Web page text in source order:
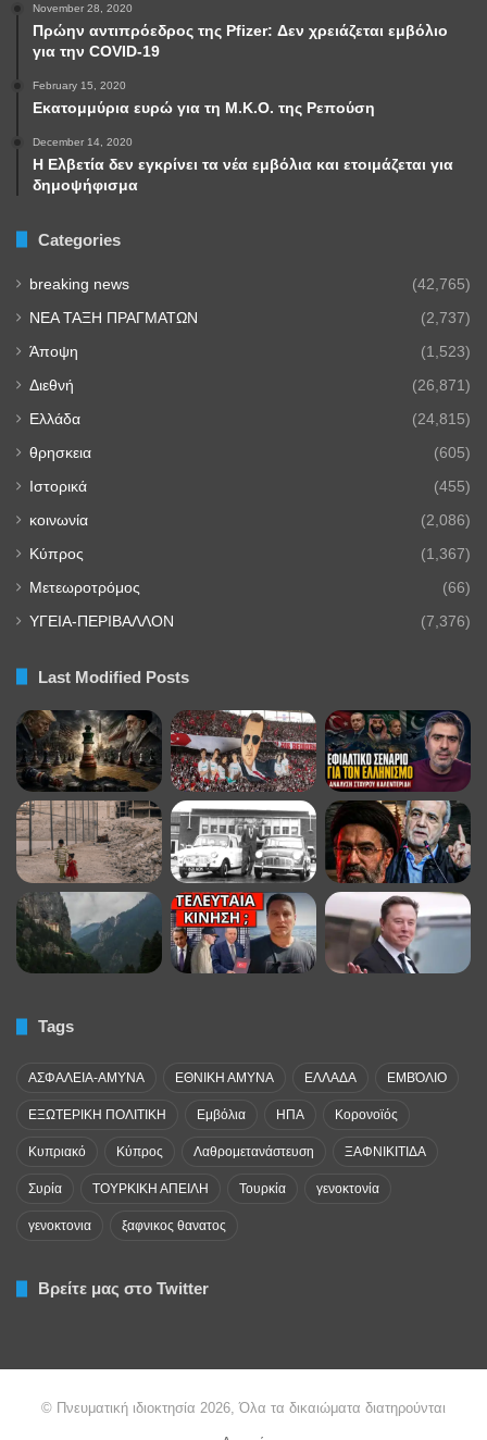
November 28, 2020
Πρώην αντιπρόεδρος της Pfizer: Δεν χρειάζεται εμβόλιο
για την COVID-19
February 15, 2020
Εκατομμύρια ευρώ για τη Μ.Κ.Ο. της Ρεπούση
December 14, 2020
Η Ελβετία δεν εγκρίνει τα νέα εμβόλια και ετοιμάζεται για
δημοψήφισμα
Categories
breaking news (42,765)
NEA TAΞΗ ΠΡΑΓΜΑΤΩΝ (2,737)
Άποψη (1,523)
Διεθνή (26,871)
Ελλάδα (24,815)
θρησκεια (605)
Ιστορικά (455)
κοινωνία (2,086)
Κύπρος (1,367)
Μετεωροτρόμος (66)
ΥΓΕΙΑ-ΠΕΡΙΒΑΛΛΟΝ (7,376)
Last Modified Posts
Tags
ΑΣΦΑΛΕΙΑ-ΑΜΥΝΑ ΕΘΝΙΚΗ ΑΜΥΝΑ ΕΛΛΑΔΑ ΕΜΒΌΛΙΟ
ΕΞΩΤΕΡΙΚΗ ΠΟΛΙΤΙΚΗ Εμβόλια ΗΠΑ Κορονοϊός
Κυπριακό Κύπρος Λαθρομετανάστευση ΞΑΦΝΙΚΙΤΙΔΑ
Συρία ΤΟΥΡΚΙΚΗ ΑΠΕΙΛΗ Τουρκία γενοκτονία
γενοκτονια ξαφνικος θανατος
Βρείτε μας στο Twitter
© Πνευματική ιδιοκτησία 2026, Όλα τα δικαιώματα διατηρούνται